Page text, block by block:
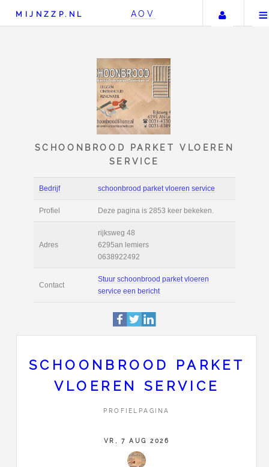
MIJNZZP.NL AOV Uw
SCHOONBROOD PARKET
SERVICE
schoonbrood parket vloeren
Deze pagina is 2853 keer
rijksweg 48
Stuur schoonbrood parket
SCHOONBROOD PARKET
VLOEREN SERVICE
PROFIELPAGINA
VR, 7 AUG 2026